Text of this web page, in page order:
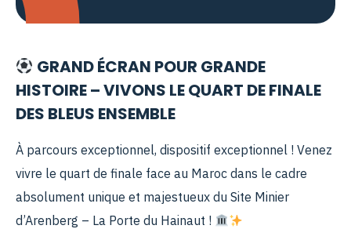
GRAND ÉCRAN POUR GRANDE
HISTOIRE – VIVONS LE QUART DE FINALE
DES BLEUS ENSEMBLE
À parcours exceptionnel, dispositif exceptionnel ! Venez
vivre le quart de finale face au Maroc dans le cadre
absolument unique et majestueux du Site Minier
d’Arenberg – La Porte du Hainaut !